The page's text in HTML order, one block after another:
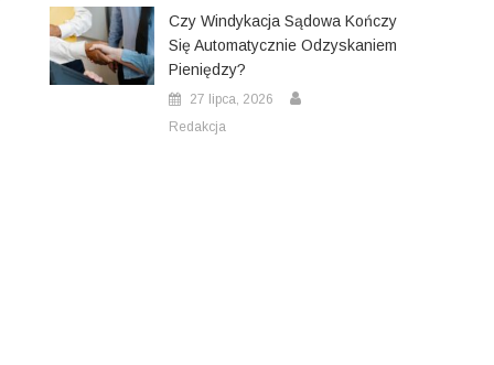
Czy Windykacja Sądowa Kończy
Się Automatycznie Odzyskaniem
Pieniędzy?
27 lipca, 2026
Redakcja